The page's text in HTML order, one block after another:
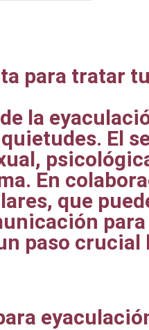
para tratar
la
El
En
que
paso crucial